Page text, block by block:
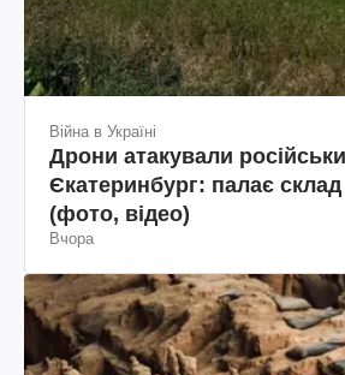
Війна в Україні
Дрони атакували
Єкатеринбург: палає
(фото, відео)
Вчора